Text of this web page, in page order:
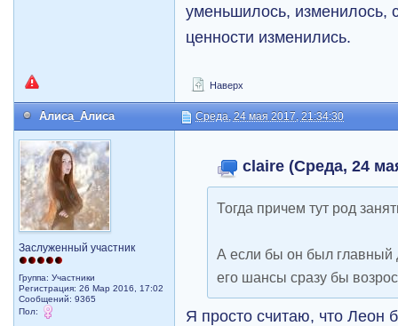
уменьшилось, изменилось,
ценности изменились.
Наверх
Алиса_Алиса Среда, 24 мая 2017, 21:34:30
Заслуженный участник
Группа: Участники
Регистрация: 26 Мар 2016, 17:02
Сообщений: 9365
Пол:
claire (Среда, 24
Тогда причем тут род
А если бы он был главный
его шансы сразу бы
Я просто считаю, что Леон